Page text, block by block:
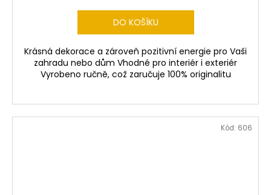
DO KOŠÍKU
Krásná dekorace a zároveň pozitivní energie pro Vaši
zahradu nebo dům Vhodné pro interiér i exteriér
Vyrobeno ručně, což zaručuje 100% originalitu
Kód: 606